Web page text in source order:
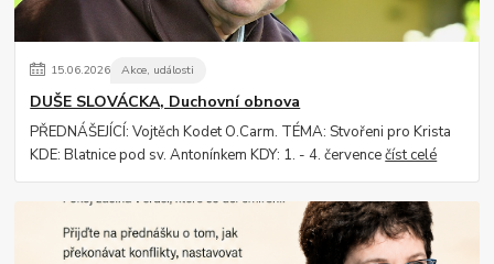
15.06.2026 Akce, události
DUŠE SLOVÁCKA, Duchovní obnova
PŘEDNÁŠEJÍCÍ: Vojtěch Kodet O.Carm. TÉMA: Stvořeni pro Krista
KDE: Blatnice pod sv. Antonínkem KDY: 1. - 4. červencečíst celé